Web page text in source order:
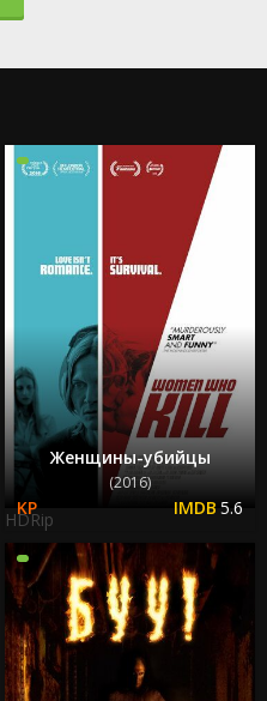
Женщины-убийцы
(2016)
5.6
HDRip